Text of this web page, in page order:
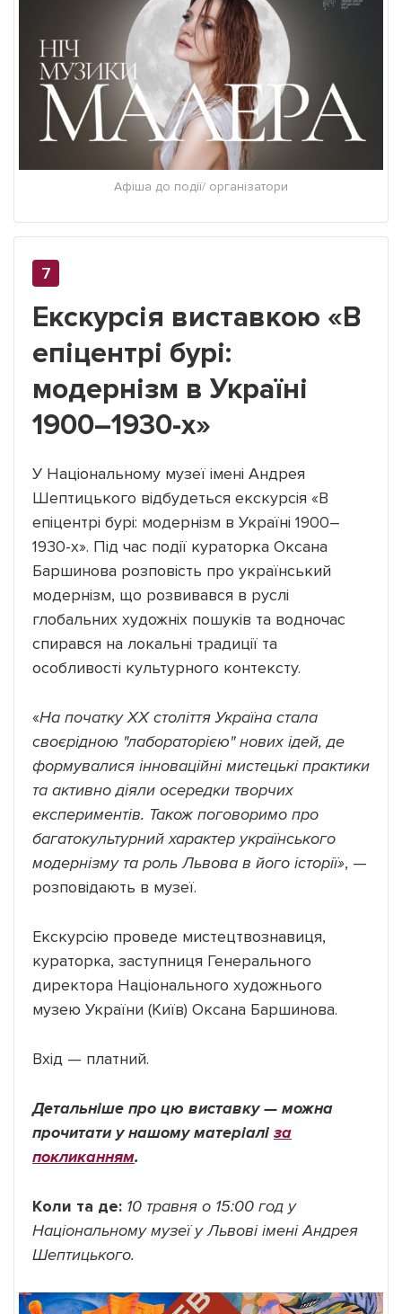
Афіша до події/ організатори
Екскурсія виставкою «В
епіцентрі бурі:
модернізм в Україні
1900–1930-х»
У Національному музеї імені Андрея
Шептицького відбудеться екскурсія «В
епіцентрі бурі: модернізм в Україні 1900–
1930-х». Під час події кураторка Оксана
Баршинова розповість про український
модернізм, що розвивався в руслі
глобальних художніх пошуків та водночас
спирався на локальні традиції та
особливості культурного контексту.
«На початку ХХ століття Україна стала
своєрідною "лабораторією" нових ідей, де
формувалися інноваційні мистецькі практики
та активно діяли осередки творчих
експериментів. Також поговоримо про
багатокультурний характер українського
модернізму та роль Львова в його історії», —
розповідають в музеї.
Екскурсію проведе мистецтвознавиця,
кураторка, заступниця Генерального
директора Національного художнього
музею України (Київ) Оксана Баршинова.
Вхід — платний.
Детальніше про цю виставку — можна
прочитати у нашому матеріалі за
покликанням.
Коли та де: 10 травня о 15:00 год у
Національному музеї у Львові імені Андрея
Шептицького.